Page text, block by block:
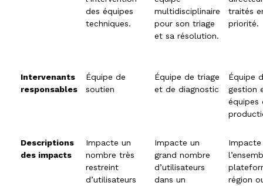
des équipes
techniques.
multidisciplinaire
pour son triage
et sa résolution.
traités
priorité.
Intervenants
responsables
Équipe de
soutien
Équipe de triage
et de diagnostic
Équipe
gestion
équipes
Descriptions
des impacts
Impacte un
nombre très
restreint
d’utilisateurs
Impacte un
grand nombre
d’utilisateurs
dans un
Impacte
région